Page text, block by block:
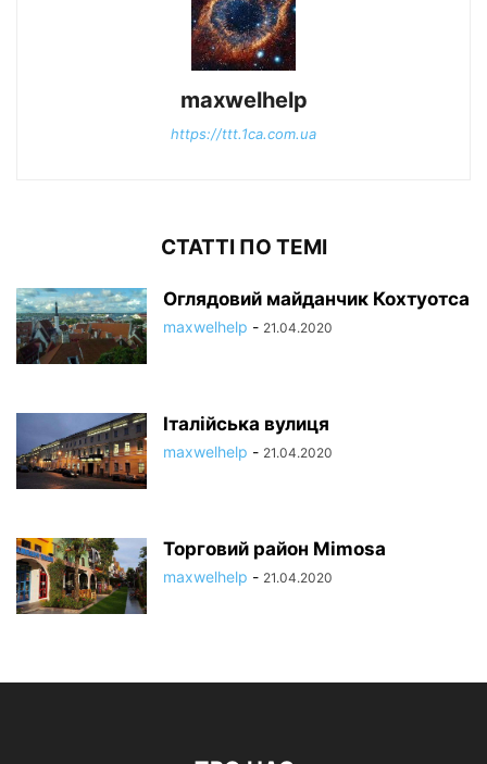
maxwelhelp
https://ttt.1ca.com.ua
СТАТТІ ПО ТЕМІ
Оглядовий майданчик Кохтуотса
maxwelhelp - 21.04.2020
Італійська вулиця
maxwelhelp - 21.04.2020
Торговий район Mimosa
maxwelhelp - 21.04.2020